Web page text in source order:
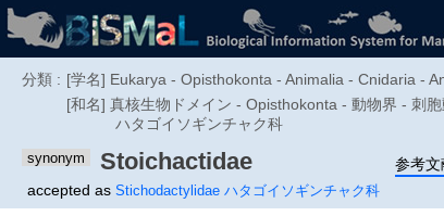
分類 : [学名] Eukarya - Opisthokonta - Animalia - Cnidaria -
[和名] 真核生物ドメイン - Opisthokonta - 動物界 - 刺
ハタゴイソギンチャク科
synonym Stoichactidae
accepted as Stichodactylidae ハタゴイソギンチャク科
参考文